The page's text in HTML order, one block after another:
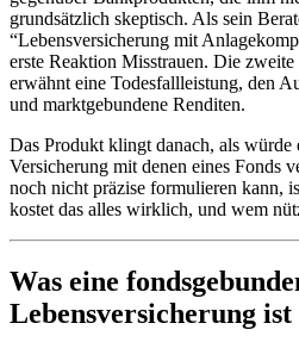
grundsätzlich skeptisch. Als sein
“Lebensversicherung mit
erste Reaktion Misstrauen. Die
erwähnt eine Todesfallleistung, den
und marktgebundene Renditen.
Das Produkt klingt danach, als würde
Versicherung mit denen eines Fonds
noch nicht präzise formulieren kann,
kostet das alles wirklich, und wem
Was eine
Lebensversicherung ist